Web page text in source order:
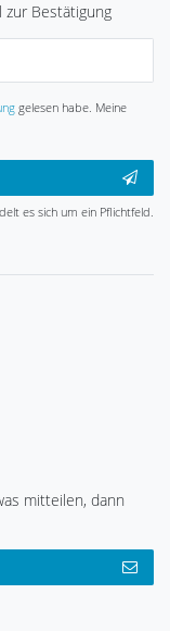
zur Bestätigung
gelesen habe. Meine
es sich um ein Pflichtfeld.
mitteilen, dann